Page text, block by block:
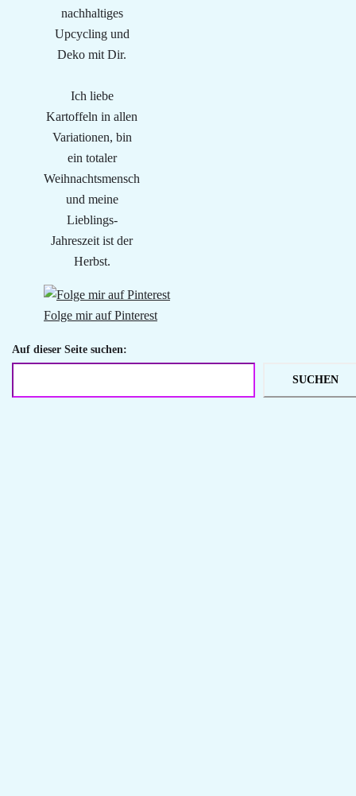
nachhaltiges
Upcycling und
Deko mit Dir.
Ich liebe
Kartoffeln in allen
Variationen, bin
ein totaler
Weihnachtsmensch
und meine
Lieblings-
Jahreszeit ist der
Herbst.
Folge mir auf Pinterest
Auf dieser Seite suchen:
SUCHEN